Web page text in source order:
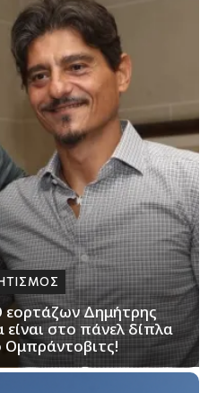
εορτάζων Δημήτρης
στο πάνελ δίπλα
Ομπράντοβιτς!